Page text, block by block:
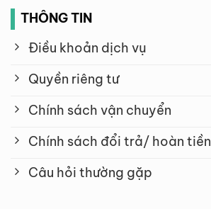
THÔNG TIN
Điều khoản dịch vụ
Quyền riêng tư
Chính sách vận chuyển
Chính sách đổi trả/ hoàn tiền
Câu hỏi thường gặp